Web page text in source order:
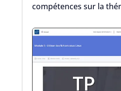
compétences sur la